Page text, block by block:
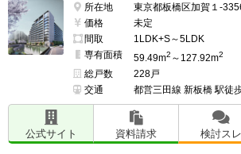
所在地
東京都板橋区加賀１-
価格
未定
間取
1LDK+S～5LDK
専有面積
59.49m2 ～127.92m2
総戸数
228戸
交通
都営三田線 新板橋 駅徒
公式サイト 資料請求 検討スレ